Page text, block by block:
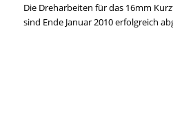
Die Dreharbeiten für das 16mm
sind Ende Januar 2010 erfolgreich